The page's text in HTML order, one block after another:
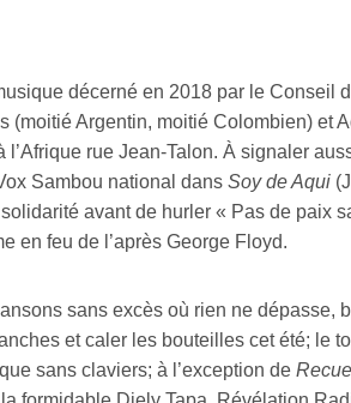
décerné en 2018 par le Conseil
(moitié Argentin, moitié Colombien) et
rue Jean-Talon. À signaler
Sambou national dans Soy de Aqui
avant de hurler « Pas de paix
en feu de l’après George Floyd.
sans excès où rien ne dépasse,
et caler les bouteilles cet été; le
sans claviers; à l’exception de